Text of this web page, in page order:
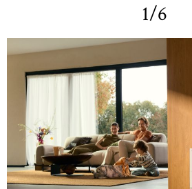
1/6